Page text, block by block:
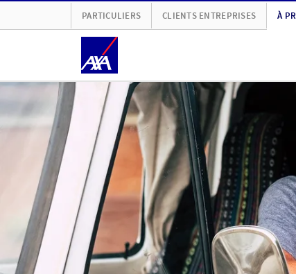
PARTICULIERS CLIENTS ENTREPRISES À